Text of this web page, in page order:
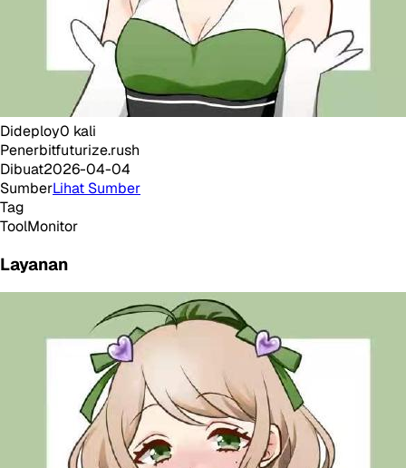
Dideploy0 kali
Penerbitfuturize.rush
Dibuat2026-04-04
SumberLihat Sumber
Tag
ToolMonitor
Layanan